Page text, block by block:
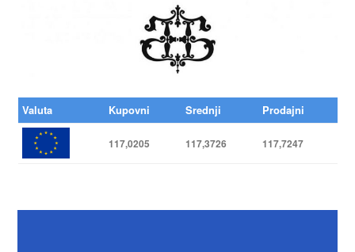
Valuta Kupovni Srednji Prodajni
117,0205 117,3726 117,7247